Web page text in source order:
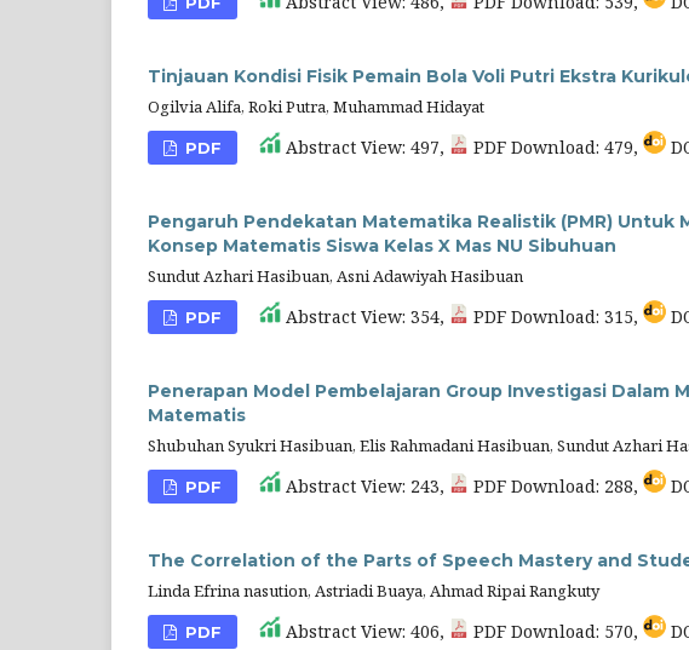
Tinjauan Kondisi Fisik Pemain Bola Voli Putri Ekstra
Ogilvia Alifa, Roki Putra, Muhammad Hidayat
PDF Abstract View: 497, PDF Download: 479,
Pengaruh Pendekatan Matematika Realistik (PMR) Untuk
Konsep Matematis Siswa Kelas X Mas NU Sibuhuan
Sundut Azhari Hasibuan, Asni Adawiyah Hasibuan
PDF Abstract View: 354, PDF Download: 315,
Penerapan Model Pembelajaran Group Investigasi Dalam
Matematis
Shubuhan Syukri Hasibuan, Elis Rahmadani Hasibuan, Sundut Azhari
PDF Abstract View: 243, PDF Download: 288,
The Correlation of the Parts of Speech Mastery and
Linda Efrina nasution, Astriadi Buaya, Ahmad Ripai Rangkuty
PDF Abstract View: 406, PDF Download: 570,